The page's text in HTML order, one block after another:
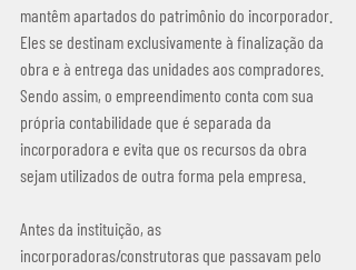
mantêm apartados do patrimônio do incorporador.
Eles se destinam exclusivamente à finalização da
obra e à entrega das unidades aos compradores.
Sendo assim, o empreendimento conta com sua
própria contabilidade que é separada da
incorporadora e evita que os recursos da obra
sejam utilizados de outra forma pela empresa.
Antes da instituição, as
incorporadoras/construtoras que passavam pelo